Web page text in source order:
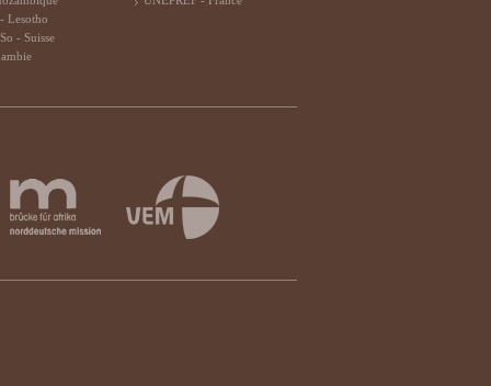
Lesotho
- Suisse